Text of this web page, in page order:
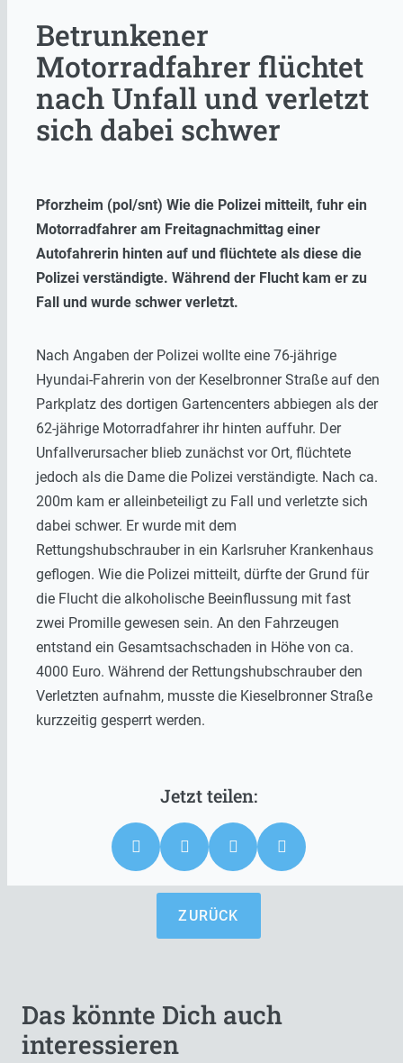
Betrunkener
Motorradfahrer flüchtet
nach Unfall und verletzt
sich dabei schwer
Pforzheim (pol/snt) Wie die Polizei mitteilt, fuhr ein
Motorradfahrer am Freitagnachmittag einer
Autofahrerin hinten auf und flüchtete als diese die
Polizei verständigte. Während der Flucht kam er zu
Fall und wurde schwer verletzt.
Nach Angaben der Polizei wollte eine 76-jährige
Hyundai-Fahrerin von der Keselbronner Straße auf den
Parkplatz des dortigen Gartencenters abbiegen als der
62-jährige Motorradfahrer ihr hinten auffuhr. Der
Unfallverursacher blieb zunächst vor Ort, flüchtete
jedoch als die Dame die Polizei verständigte. Nach ca.
200m kam er alleinbeteiligt zu Fall und verletzte sich
dabei schwer. Er wurde mit dem
Rettungshubschrauber in ein Karlsruher Krankenhaus
geflogen. Wie die Polizei mitteilt, dürfte der Grund für
die Flucht die alkoholische Beeinflussung mit fast
zwei Promille gewesen sein. An den Fahrzeugen
entstand ein Gesamtsachschaden in Höhe von ca.
4000 Euro. Während der Rettungshubschrauber den
Verletzten aufnahm, musste die Kieselbronner Straße
kurzzeitig gesperrt werden.
ZURÜCK
Das könnte Dich auch
interessieren